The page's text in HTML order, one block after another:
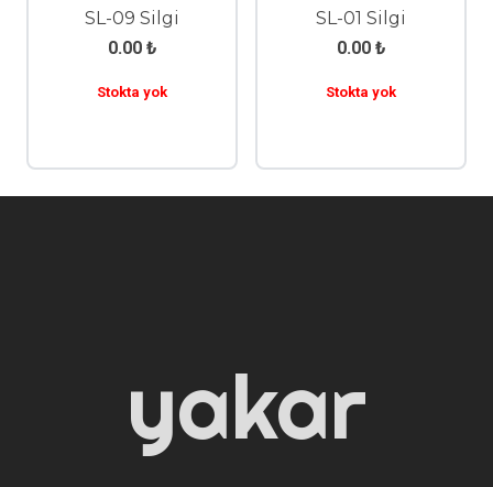
SL-09 Silgi
0.00 ₺
Stokta yok
SL-01 Silgi
0.00 ₺
Stokta yok
yakar